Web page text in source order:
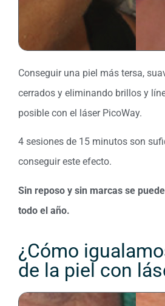
Conseguir una piel más tersa,
cerrados y eliminando brillos y
posible con el láser PicoWay.
4 sesiones de 15 minutos son
conseguir este efecto.
Sin reposo y sin marcas se
todo el año.
¿Cómo
de la piel con